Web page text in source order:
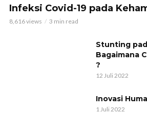
Infeksi Covid-19 pada
8,616 views 3 min read
Stunting
Bagaimana
?
12 Juli 2022
Inovasi
1 Juli 2022